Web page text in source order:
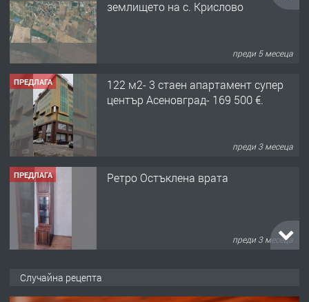
землището на с. Крислово
преди 5 месеца
ПРЕДЛАГА
122 м2- 3 стаен апартамент супер
център Асеновград- 169 500 €.
преди 3 месеца
ПРЕДЛАГА Ретро Остъклена врата
преди 3 месеца
Случайна рецепта